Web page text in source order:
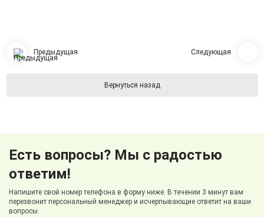
Предыдущая Следующая
Вернуться назад
Есть вопросы? Мы с радостью
ответим!
Напишите свой номер телефона в форму ниже. В течении 3 минут вам
перезвонит персональный менеджер и исчерпывающие ответит на ваши
вопросы.